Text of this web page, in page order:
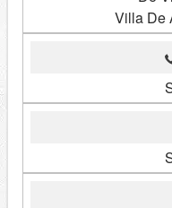
Villa De